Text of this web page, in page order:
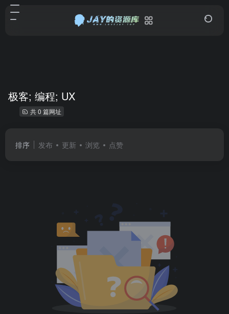
极客; 编程; UX
共 0 篇网址
排序 发布 更新 浏览 点赞